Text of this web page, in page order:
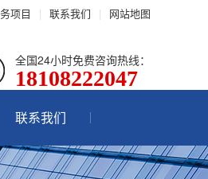
项目 | 联系我们 | 网站地图
全国24小时免费咨询热线：
18108222047
联系我们